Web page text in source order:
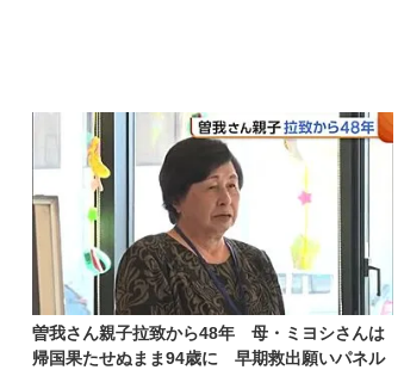
曽我さん親子拉致から48年 母・ミヨシさんは
帰国果たせぬまま94歳に 早期救出願いパネル